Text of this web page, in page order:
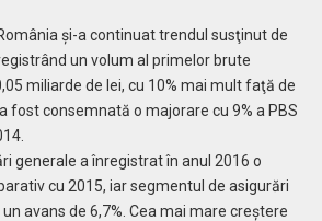
şi-a continuat trendul susţinut de
un volum al primelor brute
miliarde de lei, cu 10% mai mult faţă de
fost consemnată o majorare cu 9% a PBS
generale a înregistrat în anul 2016 o
cu 2015, iar segmentul de asigurări
avans de 6,7%. Cea mai mare creștere